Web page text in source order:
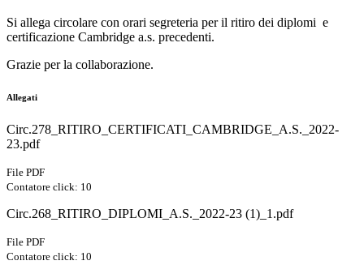
Si allega circolare con orari segreteria per il ritiro dei diplomi e
certificazione Cambridge a.s. precedenti.
Grazie per la collaborazione.
Allegati
Circ.278_RITIRO_CERTIFICATI_CAMBRIDGE_A.S._2022-
23.pdf
File PDF
Contatore click: 10
Circ.268_RITIRO_DIPLOMI_A.S._2022-23 (1)_1.pdf
File PDF
Contatore click: 10